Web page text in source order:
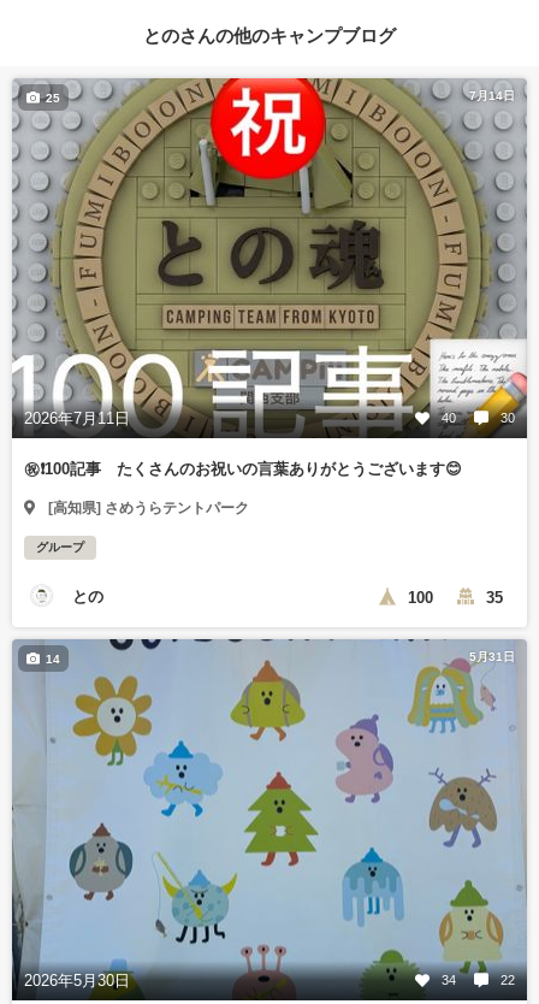
とのさんの他のキャンプブログ
7月14日
2026年7月11日 40 30
25
㊗️❗️100記事 たくさんのお祝いの言葉ありがとうございます😊
[高知県] さめうらテントパーク
グループ
との 100 35
5月31日
2026年5月30日 34 22
14